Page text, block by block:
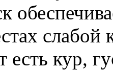
слабой
есть кур,